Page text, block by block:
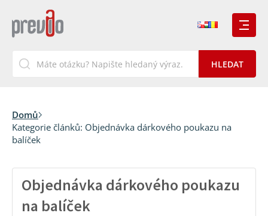
Domů
Kategorie článků: Objednávka dárkového poukazu na
balíček
Objednávka dárkového poukazu
na balíček